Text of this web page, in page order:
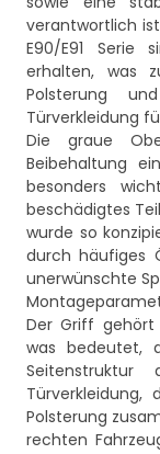
verantwortlich
E90/E91 Serie
erhalten, was
Polsterung
Türverkleidung
Die graue
Beibehaltung
besonders
beschädigtes
wurde so
durch häufiges
unerwünschte
Der Griff gehört
was bedeutet,
Polsterung
rechten